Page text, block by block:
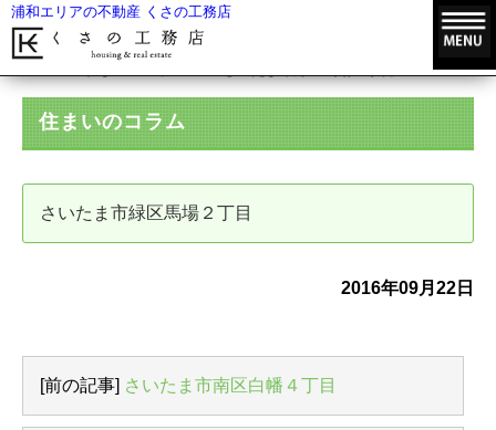
浦和エリアの不動産 くさの工務店
住まいのコラム
さいたま市緑区馬場２丁目
2016年09月22日
[前の記事] さいたま市南区白幡４丁目